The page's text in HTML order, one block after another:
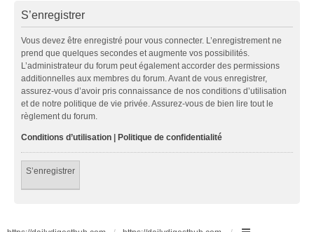
S’enregistrer
Vous devez être enregistré pour vous connecter. L’enregistrement ne
prend que quelques secondes et augmente vos possibilités.
L’administrateur du forum peut également accorder des permissions
additionnelles aux membres du forum. Avant de vous enregistrer,
assurez-vous d’avoir pris connaissance de nos conditions d’utilisation
et de notre politique de vie privée. Assurez-vous de bien lire tout le
règlement du forum.
Conditions d’utilisation Politique de confidentialité
S’enregistrer